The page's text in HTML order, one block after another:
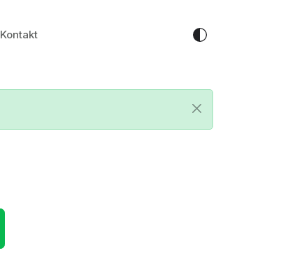
Kontakt